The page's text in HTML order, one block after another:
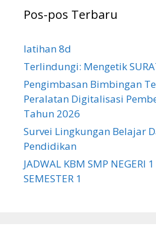
Pos-pos Terbaru
latihan 8d
Terlindungi: Mengetik
Pengimbasan Bimbingan
Peralatan Digitalisasi
Tahun 2026
Survei Lingkungan Belajar
Pendidikan
JADWAL KBM SMP NEGERI
SEMESTER 1